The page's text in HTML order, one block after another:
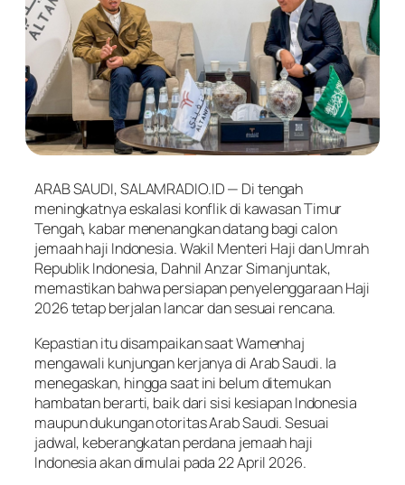
ARAB SAUDI, SALAMRADIO.ID — Di tengah
meningkatnya eskalasi konflik di kawasan Timur
Tengah, kabar menenangkan datang bagi calon
jemaah haji Indonesia. Wakil Menteri Haji dan Umrah
Republik Indonesia, Dahnil Anzar Simanjuntak,
memastikan bahwa persiapan penyelenggaraan Haji
2026 tetap berjalan lancar dan sesuai rencana.
Kepastian itu disampaikan saat Wamenhaj
mengawali kunjungan kerjanya di Arab Saudi. Ia
menegaskan, hingga saat ini belum ditemukan
hambatan berarti, baik dari sisi kesiapan Indonesia
maupun dukungan otoritas Arab Saudi. Sesuai
jadwal, keberangkatan perdana jemaah haji
Indonesia akan dimulai pada 22 April 2026.